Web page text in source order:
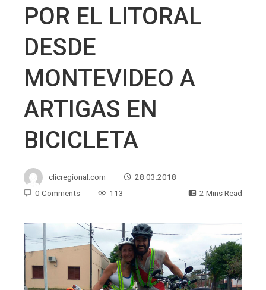
POR EL LITORAL
DESDE
MONTEVIDEO A
ARTIGAS EN
BICICLETA
clicregional.com
28.03.2018
0 Comments
113 2 Mins Read